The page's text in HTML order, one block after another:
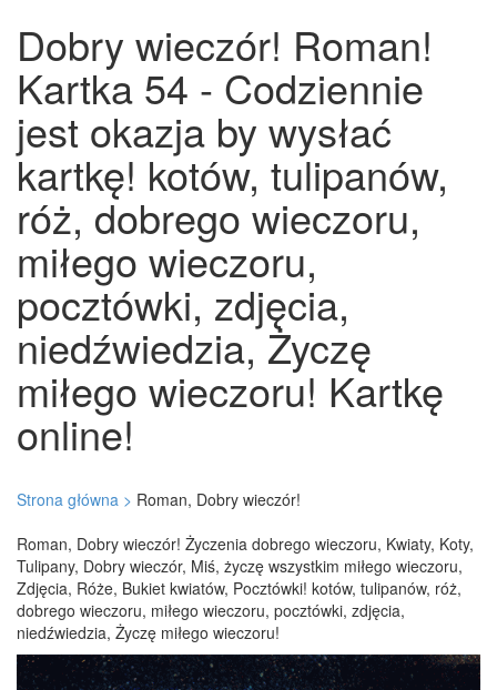
Dobry wieczór! Roman!
Kartka 54 - Codziennie
jest okazja by wysłać
kartkę! kotów, tulipanów,
róż, dobrego wieczoru,
miłego wieczoru,
pocztówki, zdjęcia,
niedźwiedzia, Życzę
miłego wieczoru! Kartkę
online!
Strona główna > Roman, Dobry wieczór!
Roman, Dobry wieczór! Życzenia dobrego wieczoru, Kwiaty, Koty,
Tulipany, Dobry wieczór, Miś, życzę wszystkim miłego wieczoru,
Zdjęcia, Róże, Bukiet kwiatów, Pocztówki! kotów, tulipanów, róż,
dobrego wieczoru, miłego wieczoru, pocztówki, zdjęcia,
niedźwiedzia, Życzę miłego wieczoru!